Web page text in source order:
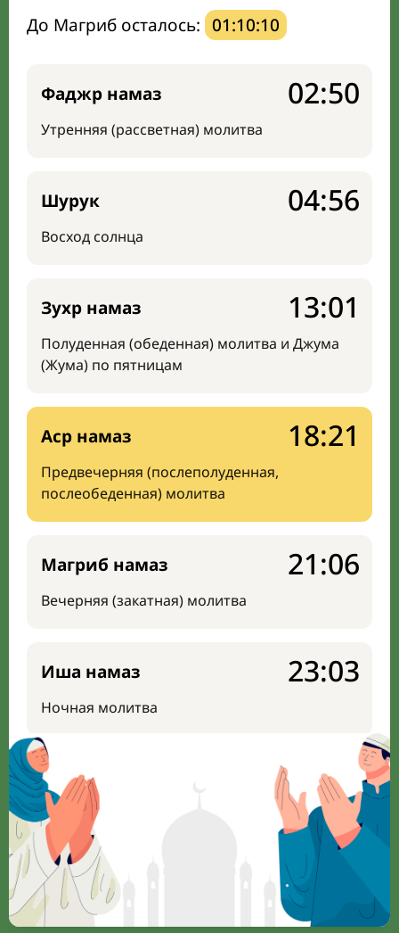
До Магриб осталось: 01:10:09
Фаджр намаз
Утренняя (рассветная) молитва
02:50
Шурук
Восход солнца
04:56
Зухр намаз
Полуденная (обеденная) молитва и Джума
(Жума) по пятницам
13:01
Аср намаз
Предвечерняя (послеполуденная,
послеобеденная) молитва
18:21
Магриб намаз
Вечерняя (закатная) молитва
21:06
Иша намаз
Ночная молитва
23:03